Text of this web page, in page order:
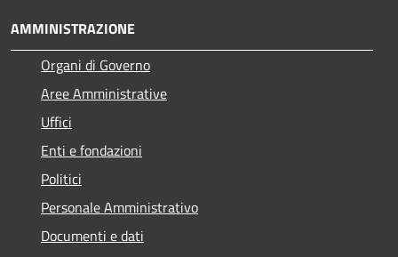
AMMINISTRAZIONE
Organi di Governo
Aree Amministrative
Uffici
Enti e fondazioni
Politici
Personale Amministrativo
Documenti e dati